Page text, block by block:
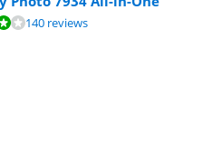
op 140 reviews.
140 reviews